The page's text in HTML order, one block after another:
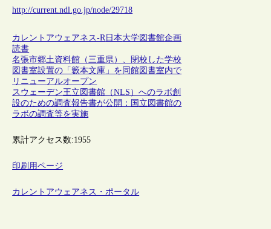
http://current.ndl.go.jp/node/29718
カレントアウェアネス-R 日本大学図書館企画
読書
名張市郷土資料館（三重県）、閉校した学校
図書室設置の「籔本文庫」を同館図書室内で
リニューアルオープン
スウェーデン王立図書館（NLS）へのラボ創
設のための調査報告書が公開：国立図書館の
ラボの調査等を実施
累計アクセス数:1955
印刷用ページ
カレントアウェアネス・ポータル